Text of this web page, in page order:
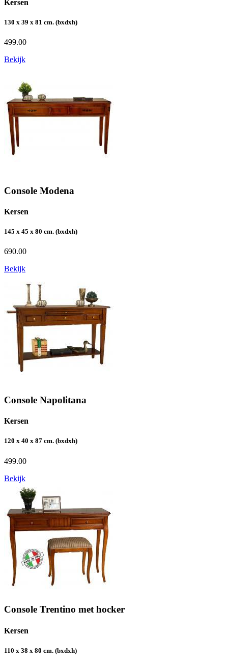
Kersen
130 x 39 x 81 cm. (bxdxh)
499.00
Bekijk
Console Modena
Kersen
145 x 45 x 80 cm. (bxdxh)
690.00
Bekijk
Console Napolitana
Kersen
120 x 40 x 87 cm. (bxdxh)
499.00
Bekijk
Console Trentino met hocker
Kersen
110 x 38 x 80 cm. (bxdxh)